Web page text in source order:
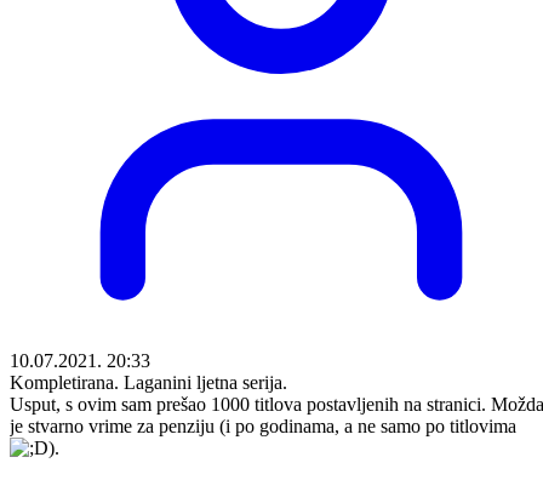
10.07.2021. 20:33
Kompletirana. Laganini ljetna serija.
Usput, s ovim sam prešao 1000 titlova postavljenih na stranici. Možda
je stvarno vrime za penziju (i po godinama, a ne samo po titlovima
).